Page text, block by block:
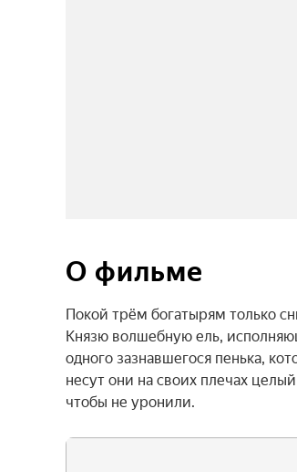
О фильме
Покой трём богатырям только
Князю волшебную ель,
одного зазнавшегося пенька,
несут они на своих плечах
чтобы не уронили.